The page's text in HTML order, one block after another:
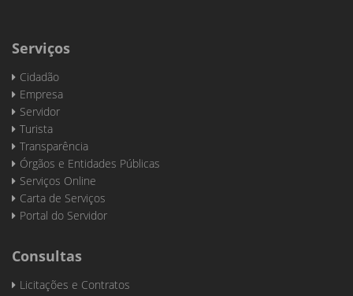
Serviços
Cidadão
Empresa
Servidor
Turista
Transparência
Órgãos e Entidades Públicas
Serviços Online
Carta de Serviços
Portal do Servidor
Consultas
Licitações e Contratos